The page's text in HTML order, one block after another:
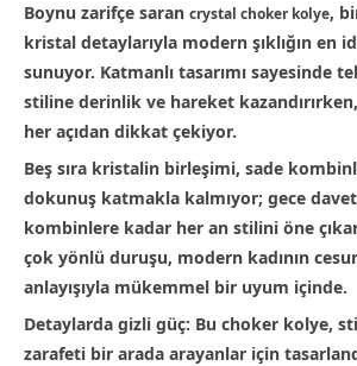
Boynu zarifçe saran crystal choker kolye,
kristal detaylarıyla modern şıklığın en
sunuyor. Katmanlı tasarımı sayesinde
stiline derinlik ve hareket kazandırırken,
her açıdan dikkat çekiyor.
Beş sıra kristalin birleşimi, sade
dokunuş katmakla kalmıyor; gece
kombinlere kadar her an stilini öne
çok yönlü duruşu, modern kadının
anlayışıyla mükemmel bir uyum içinde.
Detaylarda gizli güç: Bu choker kolye,
zarafeti bir arada arayanlar için